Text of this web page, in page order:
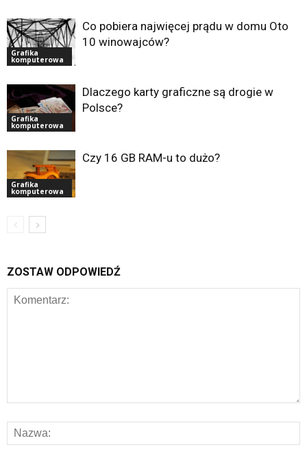
Grafika
komputerowa
Co pobiera najwięcej prądu w domu Oto
10 winowajców?
Grafika
komputerowa
Dlaczego karty graficzne są drogie w
Polsce?
Grafika
komputerowa
Czy 16 GB RAM-u to dużo?
ZOSTAW ODPOWIEDŹ